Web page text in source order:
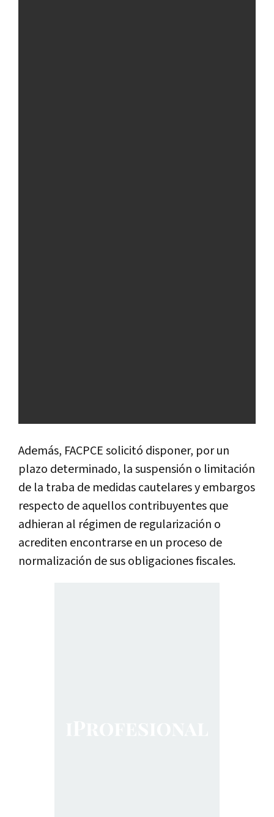
Además, FACPCE solicitó disponer, por un
plazo determinado, la suspensión o limitación
de la traba de medidas cautelares y embargos
respecto de aquellos contribuyentes que
adhieran al régimen de regularización o
acrediten encontrarse en un proceso de
normalización de sus obligaciones fiscales.